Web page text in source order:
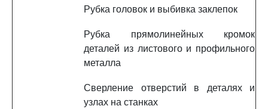
Рубка головок и выбивка заклепок
Рубка прямолинейных кромок
деталей из листового и профильного
металла
Сверление отверстий в деталях и
узлах на станках